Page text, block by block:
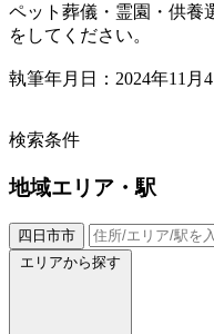
ペット葬儀・霊園・供養
をしてください。
執筆年月日：2024年11月4
検索条件
地域エリア・駅
四日市市
エリアから探す